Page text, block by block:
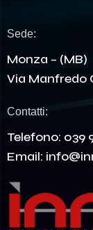
Sede:
Monza – (MB)
Via Manfredo
Contatti:
Telefono: 039
Email: